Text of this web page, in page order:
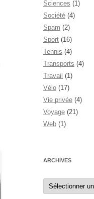
Sciences (1)
Société (4)
Spam (2)
Sport (16)
Tennis (4)
Transports (4)
Travail (1)
Vélo (17)
Vie privée (4)
Voyage (21)
Web (1)
ARCHIVES
Archives